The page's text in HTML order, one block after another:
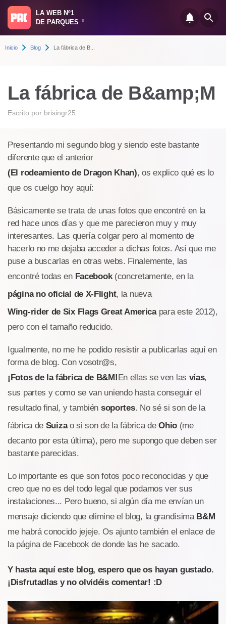
LA WEB Nº1
DE PARQUES
®
Inicio Blog La fábrica de B...
La fábrica de B&amp;M
Escrito por brisingr25
Presentando mi segundo blog y siendo este bastante
diferente que el anterior
(El rodeamiento de Dragon Khan), os explico qué es lo
que os cuelgo hoy aquí:
Básicamente se trata de unas fotos que encontré en la
red hace unos días y que me parecieron muy y muy
interesantes. Las quería colgar pero al momento de
hacerlo no me dejaba acceder a dichas fotos. Así que me
puse a buscarlas en otras webs. Finalemente, las
encontré todas en Facebook(concretamente, en la
página no oficial de X-Flight, la nueva
Wing-rider de Six Flags Great Americapara este 2012),
pero con el tamaño reducido.
Igualmente, no me he podido resistir a publicarlas aquí en
forma de blog. Con vosotr@s,
¡Fotos de la fábrica de B&M!En ellas se ven las vías,
sus partes y como se van uniendo hasta conseguir el
resultado final, y también soportes. No sé si son de la
fábrica de Suizao si son de la fábrica deOhio(me
decanto por esta última), pero me supongo que deben ser
bastante parecidas.
Lo importante es que son fotos poco reconocidas y que
creo que no es del todo legal que podamos ver sus
instalaciones... Pero bueno, si algún día me envían un
mensaje diciendo que elimine el blog, la grandísima B&M
me habrá conocido jejeje. Os ajunto también el enlace de
la página de Facebook de donde las he sacado.
Y hasta aquí este blog, espero que os hayan gustado.
¡Disfrutadlas y no olvidéis comentar! :D